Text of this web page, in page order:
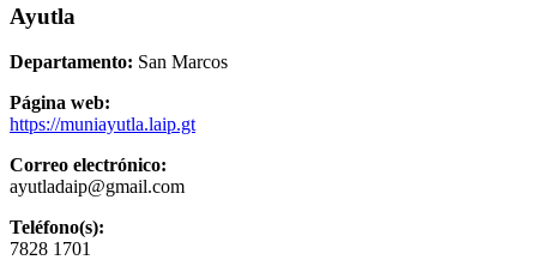
Ayutla
Departamento: San Marcos
Página web:
https://muniayutla.laip.gt
Correo electrónico:
ayutladaip@gmail.com
Teléfono(s):
7828 1701